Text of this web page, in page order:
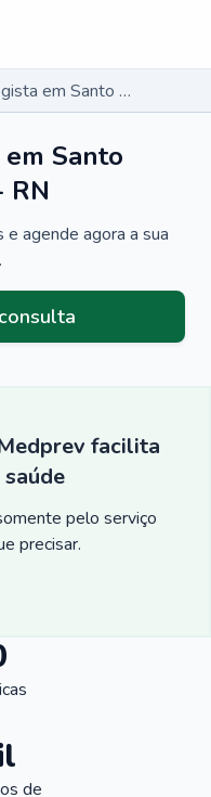
Pneumologista em Santo Antônio - RN
Santo
RN
agende agora a sua
facilita
pelo serviço
precisar.
de